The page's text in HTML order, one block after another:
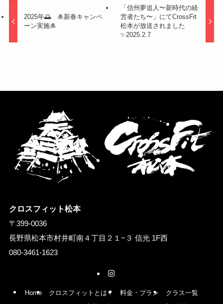
2025年🌅 🎍新春キャンペ
ーン実施🎍
「信州夢追人〜新時代の経
営者たち〜」にてCrossFit
松本が放送されました
✨2025.2.7
クロスフィット松本
〒399-0036
長野県松本市村井町南４丁目２１−３ 信光 1F西
080-3461-1623
Home クロスフィットとは？ 料金・プラン
クラス一覧